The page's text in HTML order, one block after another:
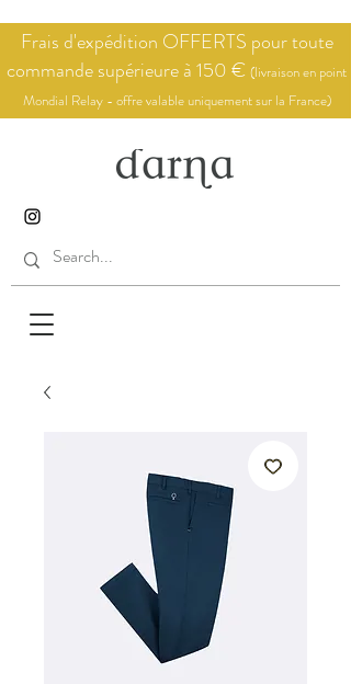
Frais d'expédition OFFERTS pour toute
commande supérieure à 150 € (livraison en point
Mondial Relay - offre valable uniquement sur la France)